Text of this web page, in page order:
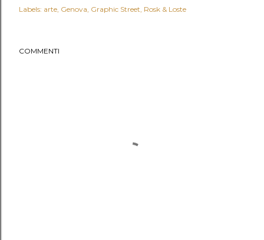
Labels: arte Genova Graphic Street Rosk & Loste
COMMENTI